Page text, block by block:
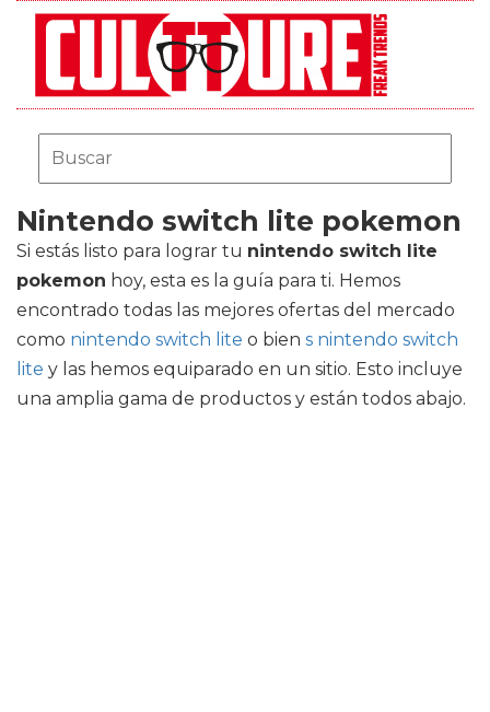
Nintendo switch lite pokemon
Si estás listo para lograr tu nintendo switch lite
pokemon hoy, esta es la guía para ti. Hemos
encontrado todas las mejores ofertas del mercado
como nintendo switch lite o bien s nintendo switch
lite y las hemos equiparado en un sitio. Esto incluye
una amplia gama de productos y están todos abajo.